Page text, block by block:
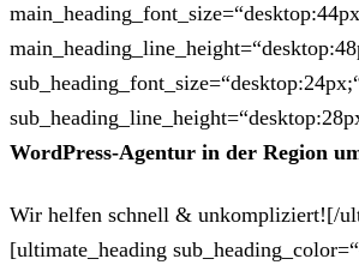
WordPress-Agentur in der Region
Wir helfen schnell & unkompliziert![/
[ultimate_heading